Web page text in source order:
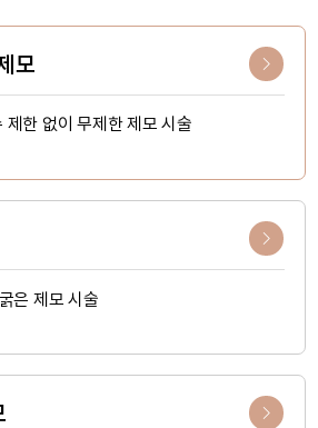
모
제한 없이 무제한 제모 시술
은 제모 시술